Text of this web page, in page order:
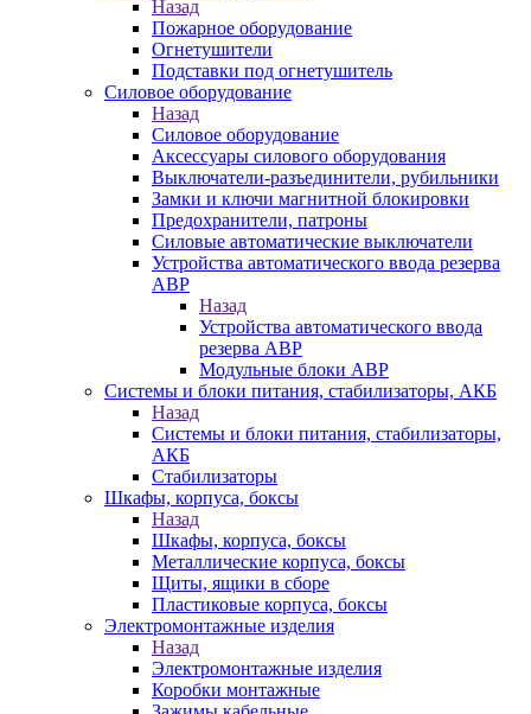
Назад
Пожарное оборудование
Огнетушители
Подставки под огнетушитель
Силовое оборудование
Назад
Силовое оборудование
Аксессуары силового оборудования
Выключатели-разъединители, рубильники
Замки и ключи магнитной блокировки
Предохранители, патроны
Силовые автоматические выключатели
Устройства автоматического ввода резерва
АВР
Назад
Устройства автоматического ввода
резерва АВР
Модульные блоки АВР
Системы и блоки питания, стабилизаторы, АКБ
Назад
Системы и блоки питания, стабилизаторы,
АКБ
Стабилизаторы
Шкафы, корпуса, боксы
Назад
Шкафы, корпуса, боксы
Металлические корпуса, боксы
Щиты, ящики в сборе
Пластиковые корпуса, боксы
Электромонтажные изделия
Назад
Электромонтажные изделия
Коробки монтажные